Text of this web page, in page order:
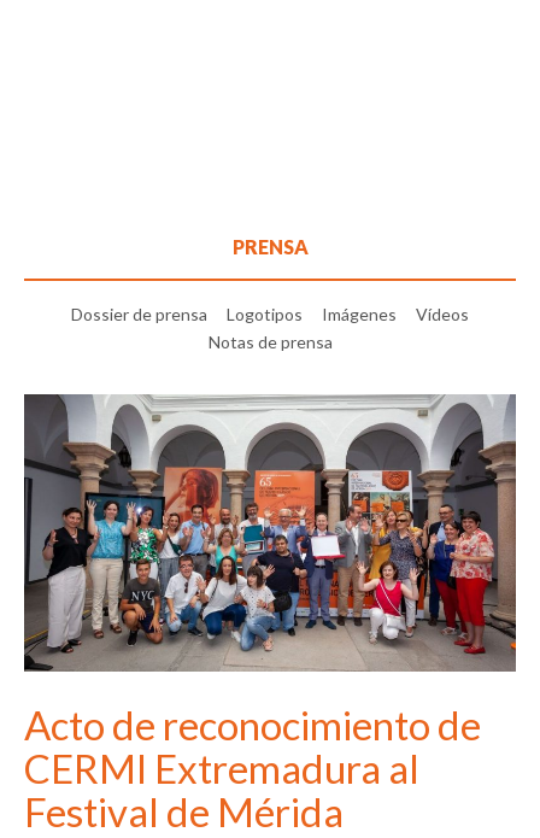
PRENSA
Dossier de prensa Logotipos Imágenes
Vídeos
Notas de prensa
Acto de reconocimiento de
CERMI Extremadura al
Festival de Mérida